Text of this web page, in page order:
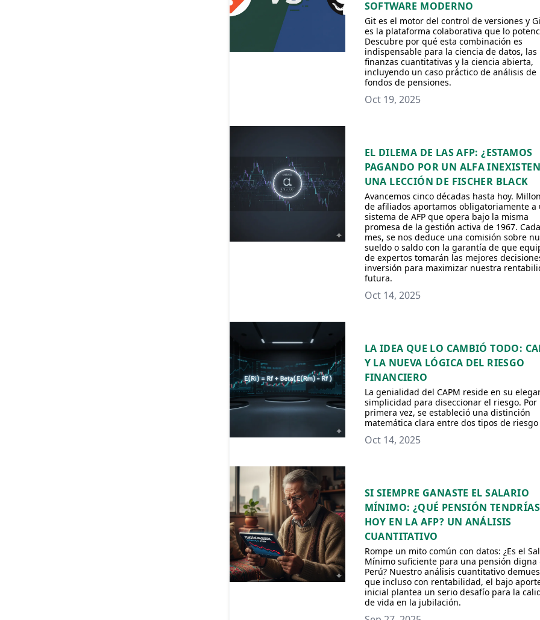
SOFTWARE MODERNO
Git es el motor del control de versiones y
es la plataforma colaborativa que lo
Descubre por qué esta combinación es
indispensable para la ciencia de datos, las
finanzas cuantitativas y la ciencia abierta,
incluyendo un caso práctico de análisis de
fondos de pensiones.
Oct 19, 2025
EL DILEMA DE LAS AFP: ¿ESTAMOS
PAGANDO POR UN ALFA
UNA LECCIÓN DE FISCHER BLACK
Avancemos cinco décadas hasta hoy.
de afiliados aportamos obligatoriamente a
sistema de AFP que opera bajo la misma
promesa de la gestión activa de 1967. Cada
mes, se nos deduce una comisión sobre
sueldo o saldo con la garantía de que
de expertos tomarán las mejores
inversión para maximizar nuestra
futura.
Oct 14, 2025
LA IDEA QUE LO CAMBIÓ TODO:
Y LA NUEVA LÓGICA DEL RIESGO
FINANCIERO
La genialidad del CAPM reside en su
simplicidad para diseccionar el riesgo. Por
primera vez, se estableció una distinción
matemática clara entre dos tipos de riesgo
Oct 14, 2025
SI SIEMPRE GANASTE EL SALARIO
MÍNIMO: ¿QUÉ PENSIÓN TENDRÍAS
HOY EN LA AFP? UN ANÁLISIS
CUANTITATIVO
Rompe un mito común con datos: ¿Es el
Mínimo suficiente para una pensión digna
Perú? Nuestro análisis cuantitativo
que incluso con rentabilidad, el bajo
inicial plantea un serio desafío para la
de vida en la jubilación.